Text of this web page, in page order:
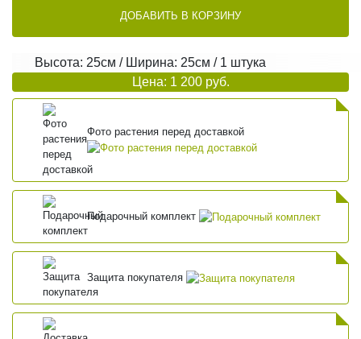
ДОБАВИТЬ В КОРЗИНУ
Высота: 25см / Ширина: 25см / 1 штука
Цена: 1 200 руб.
Фото растения перед доставкой
Подарочный комплект
Защита покупателя